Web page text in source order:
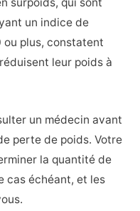
un indice de
ou plus, constatent
leur poids à
un médecin avant
perte de poids. Votre
la quantité de
cas échéant, et les